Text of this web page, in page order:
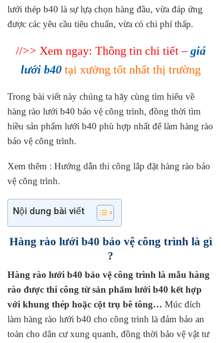
lưới thép b40 là sự lựạ chọn hàng đầu, vừa đáp ứng
được các yêu cầu tiêu chuẩn, vừa có chi phí thấp.
//>> Xem ngay: Thông tin chi tiết – giá
lưới b40 tại xưởng tốt nhất thị trường
Trong bài viết này chúng ta hãy cùng tìm hiểu về
hàng rào lưới b40 bảo vệ công trình, đồng thời tìm
hiều sản phẩm lưới b40 phù hợp nhất để làm hàng rào
bảo vệ công trình.
Xem thêm : Hướng dẫn thi công lắp đặt hàng rào bảo
vệ công trình.
Nội dung bài viết
Hàng rào lưới b40 bảo vệ công trình là gì
?
Hàng rào lưới b40 bảo vệ công trình là mẫu hàng
rào được thi công từ sản phẩm lưới b40 kết hợp
với khung thép hoặc cột trụ bê tông… Múc đích
làm hàng rào lưới b40 cho công trình là đảm bảo an
toàn cho dân cư xung quanh, đồng thời bảo vệ vật tư